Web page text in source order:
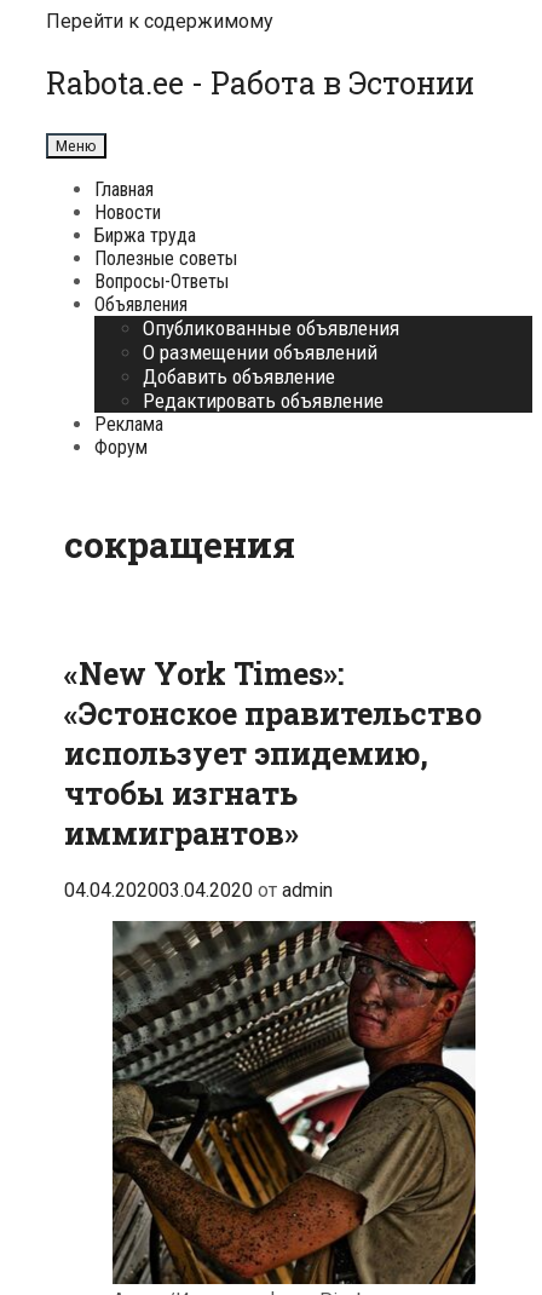
Перейти к содержимому
Rabota.ee - Работа в Эстонии
Меню
Главная
Новости
Биржа труда
Полезные советы
Вопросы-Ответы
Объявления
Опубликованные объявления
О размещении объявлений
Добавить объявление
Редактировать объявление
Реклама
Форум
сокращения
«New York Times»:
«Эстонское правительство
использует эпидемию,
чтобы изгнать
иммигрантов»
04.04.202003.04.2020 от admin